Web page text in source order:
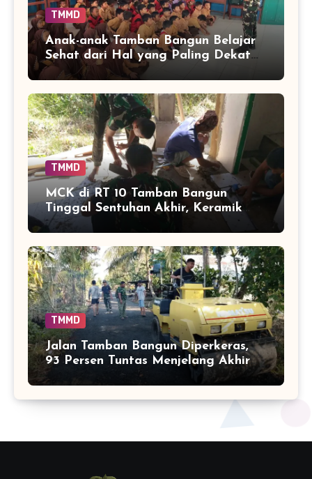
TMMD
Anak-anak Tamban Bangun Belajar
Sehat dari Hal yang Paling Dekat
dengan Keseharian
TMMD
MCK di RT 10 Tamban Bangun
Tinggal Sentuhan Akhir, Keramik
Capai 75 Persen
TMMD
Jalan Tamban Bangun Diperkeras,
93 Persen Tuntas Menjelang Akhir
TMMD